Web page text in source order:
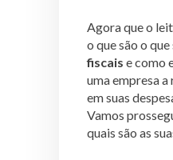
Agora que o
o que são o que
fiscais e como
uma empresa
em suas
Vamos
quais são as